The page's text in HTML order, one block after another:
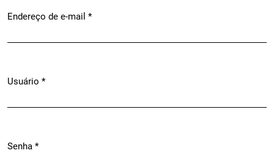
Endereço de e-mail *
Usuário *
Senha *